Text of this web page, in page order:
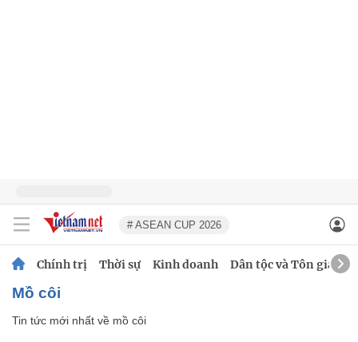
# ASEAN CUP 2026
Chính trị Thời sự Kinh doanh Dân tộc và Tôn giáo
mồ côi
Tin tức mới nhất về mồ côi